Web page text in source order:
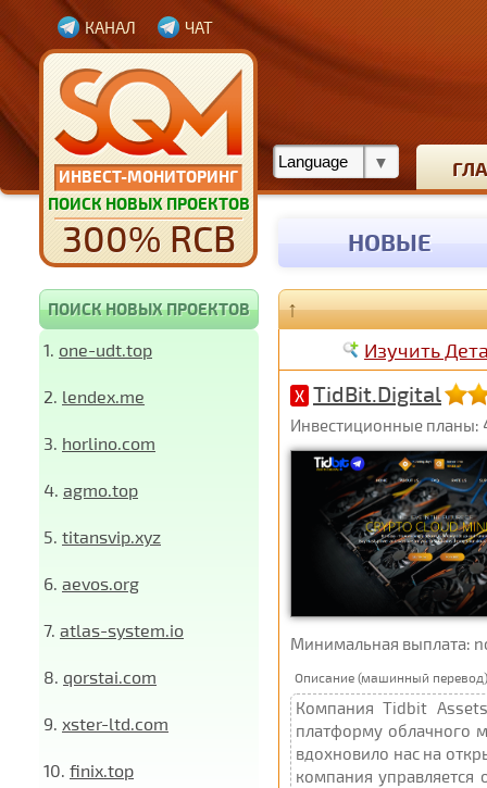
ИНВЕСТ-МОНИТОРИНГ
ПОИСК НОВЫХ ПРОЕКТОВ
300% RCB
КАНАЛ ЧАТ
НОВЫЕ
ПОИСК НОВЫХ ПРОЕКТОВ
1. one-udt.top
2. lendex.me
3. horlino.com
4. agmo.top
5. titansvip.xyz
6. aevos.org
7. atlas-system.io
8. qorstai.com
9. xster-ltd.com
10. finix.top
↑
Изучить
X TidBit.Digital
Инвестиционные планы:
Минимальная выплата:
Описание (машинный
Компания Tidbit
платформу облачного
вдохновило нас на
компания